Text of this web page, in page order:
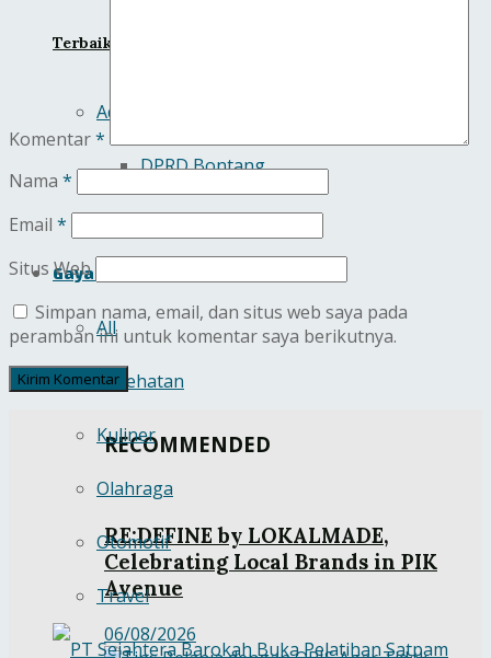
Terbaik dan Tetap Aman
Advertorial
DPRD Bontang
Pupuk Kaltim
Gaya Hidup
All
Kesehatan
Kuliner
Olahraga
Otomotif
Travel
Komentar*
Nama *
Email *
Situs Web
Simpan nama, email, dan situs web saya pada
peramban ini untuk komentar saya berikutnya.
RECOMMENDED
RE:DEFINE by LOKALMADE,
Celebrating Local Brands in PIK
Avenue
06/08/2026